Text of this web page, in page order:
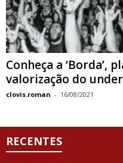
Conheça a ‘Borda’,
valorização do
clovis.roman - 16/08/2021
RECENTES